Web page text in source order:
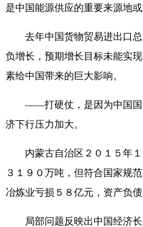
是中国能源供应的重要来源地或
去年中国货物贸易进出口总
负增长，预期增长目标未能实
素给中国带来的巨大影响。
——打硬仗，是因为中国国
济下行压力加大。
内蒙古自治区２０１５年１
３１９０万吨，但符合国家规
冶炼业亏损５８亿元，资产负债
局部问题反映出中国经济长